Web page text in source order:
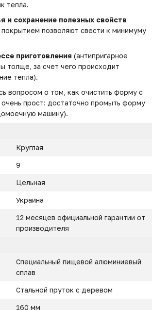
тепла.
и сохранение полезных свойств
позволяют свести к минимуму
приготовления (антипригарное
толще, за счет чего происходит
тепла).
вопросом о том, как очистить форму с
прост: достаточно промыть форму
машину).
Круглая
9
Цельная
Украина
12 месяцев официальной гарантии от
производителя
Специальный пищевой алюминиевый
сплав
Стальной пруток с деревом
160 мм